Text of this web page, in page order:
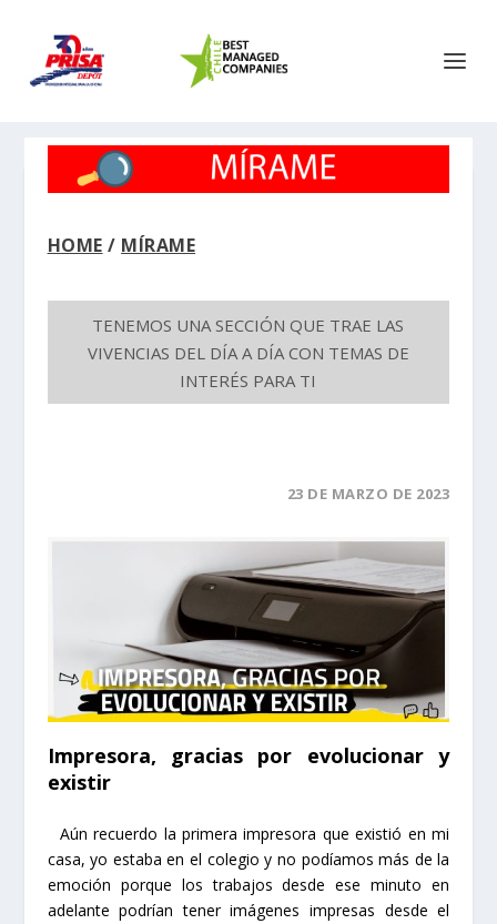
HOME / MÍRAME
TENEMOS UNA SECCIÓN QUE TRAE LAS
VIVENCIAS DEL DÍA A DÍA CON TEMAS DE
INTERÉS PARA TI
23 DE MARZO DE 2023
Impresora, gracias por evolucionar y
existir
Aún recuerdo la primera impresora que existió en mi
casa, yo estaba en el colegio y no podíamos más de la
emoción porque los trabajos desde ese minuto en
adelante podrían tener imágenes impresas desde el